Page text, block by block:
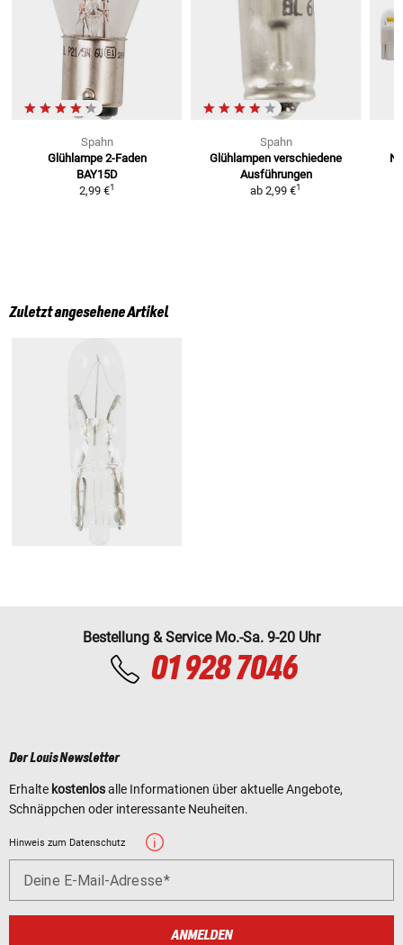
Spahn
Glühlampe 2-Faden
BAY15D
2,99 €1
Spahn
Glühlampen verschiedene
Ausführungen
ab 2,99 €1
Zuletzt angesehene Artikel
Bestellung & Service Mo.-Sa. 9-20 Uhr
01 928 7046
Der Louis Newsletter
Erhalte kostenlosalle Informationen über aktuelle Angebote,
Schnäppchen oder interessante Neuheiten.
Hinweis zum Datenschutz
Deine E-Mail-Adresse
ANMELDEN